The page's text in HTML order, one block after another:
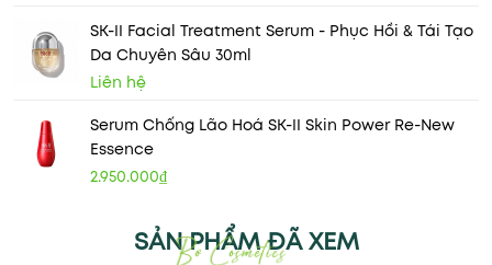
SK-II Facial Treatment Serum - Phục Hồi & Tái Tạo
Da Chuyên Sâu 30ml
Liên hệ
Serum Chống Lão Hoá SK-II Skin Power Re-New
Essence
2.950.000₫
SẢN PHẨM ĐÃ XEM